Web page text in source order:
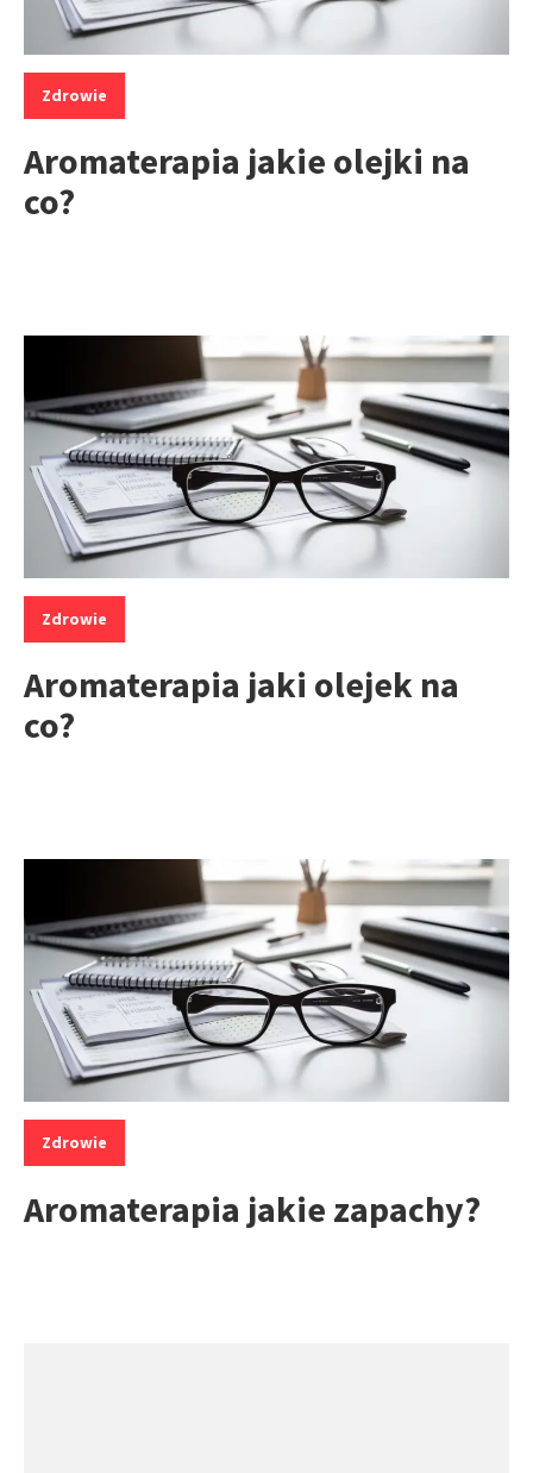
Kategorie:
Zdrowie
Aromaterapia jakie olejki na
co?
Kategorie:
Zdrowie
Aromaterapia jaki olejek na
co?
Kategorie:
Zdrowie
Aromaterapia jakie zapachy?